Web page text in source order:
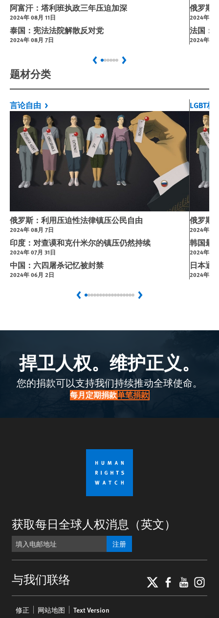
阿富汗：塔利班执政三年压迫加深
2024年 08月 11日
泰国：宪法法院解散反对党
2024年 08月 7日
俄罗斯
2024年 08
法国：
2024年 07
题材分类
言论自由
俄罗斯：利用压迫性法律镇压公民自由
2024年 08月 7日
印度：对查谟和克什米尔的镇压仍然持续
2024年 07月 31日
中国：六四屠杀记忆被封禁
2024年 06月 2日
LGBT权
俄罗斯
2024年 08
韩国最
2024年 07
日本通
2024年 07
捍卫人权。维护正义。
您的捐款可以支持我们持续推动全球使命。
每月定期捐款单笔捐款
获取每日全球人权消息（英文）
注册
与我们联络 X
menu
修正 网站地图 Text Version